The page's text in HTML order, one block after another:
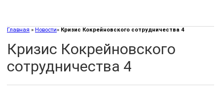
Главная » Новости» Кризиc Кокрейновского сотрудничества 4
Кризиc Кокрейновского
сотрудничества 4